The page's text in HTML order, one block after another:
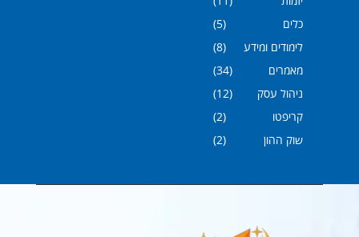
כלים
(5)
לימודים ומידע
(8)
מאמרים
(34)
ניהול עסק
(12)
קריפטו
(2)
שוק ההון
(2)